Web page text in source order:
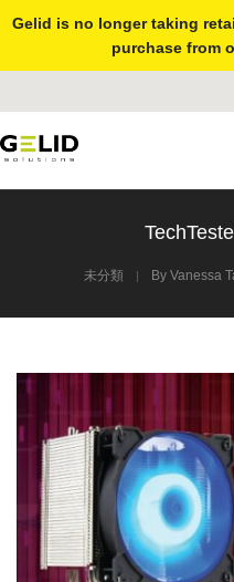
Gelid is no longer taking
purchase from
未分類 By Vanessa